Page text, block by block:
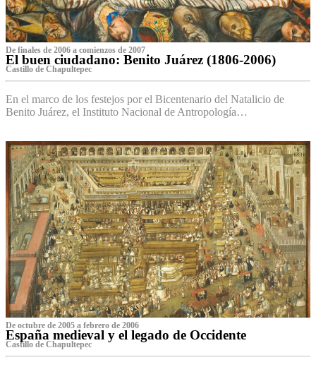
De finales de 2006 a comienzos de 2007
El buen ciudadano: Benito Juárez (1806-2006)
Castillo de Chapultepec
En el marco de los festejos por el Bicentenario del Natalicio de
Benito Juárez, el Instituto Nacional de Antropología…
De octubre de 2005 a febrero de 2006
España medieval y el legado de Occidente
Castillo de Chapultepec